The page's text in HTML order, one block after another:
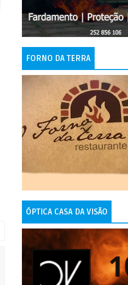
FORNO DA TERRA
ÓPTICA CASA DA VISÃO